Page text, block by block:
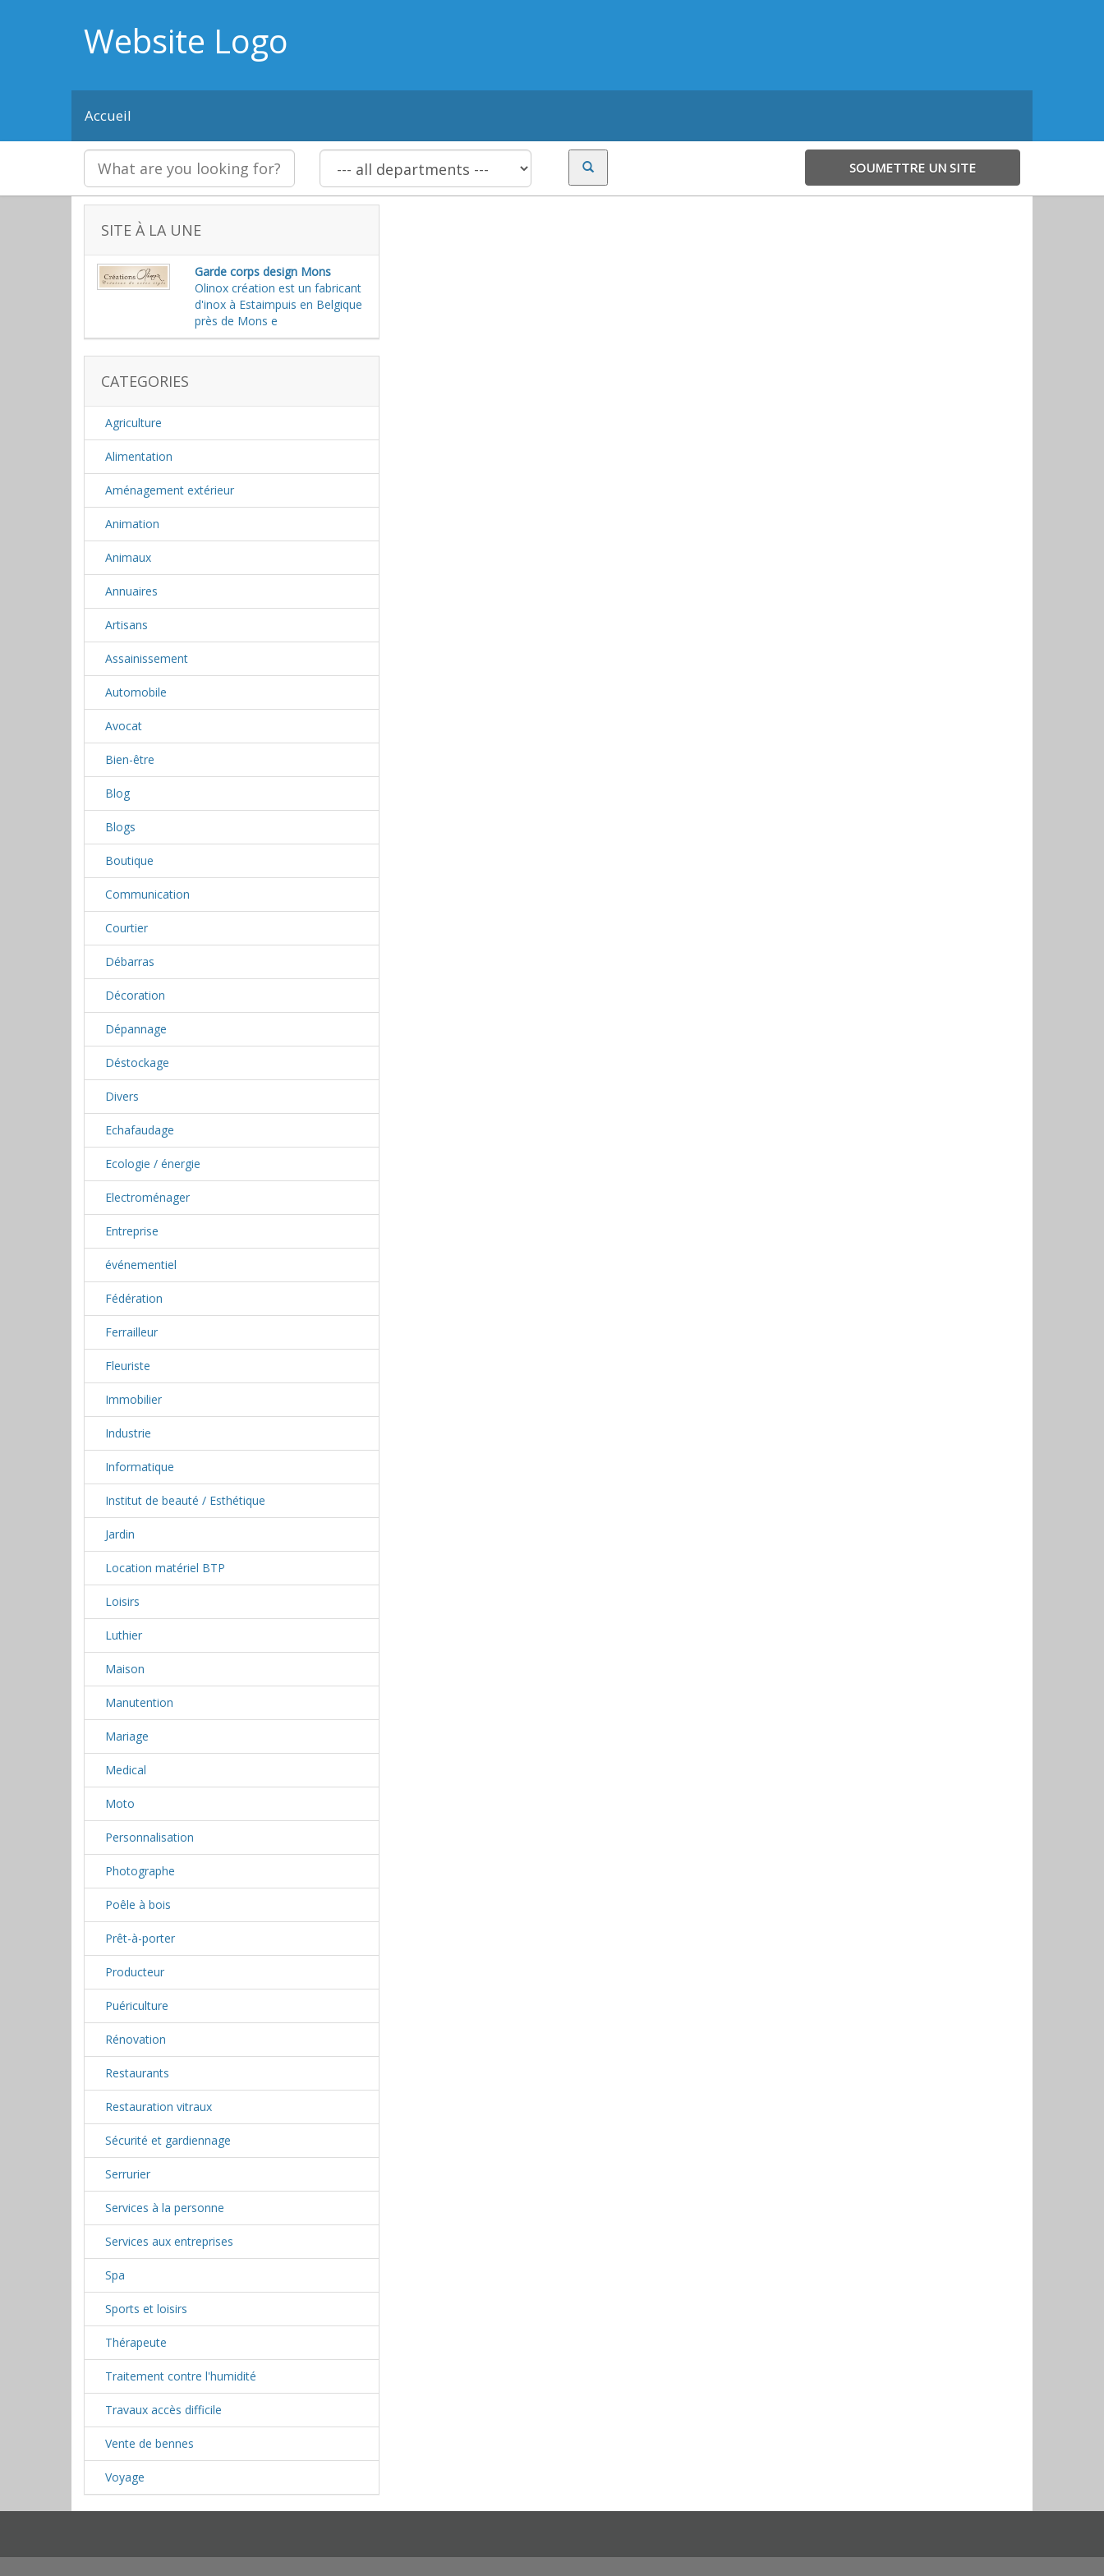
Website Logo
Accueil
SOUMETTRE UN SITE
SITE À LA UNE
Garde corps design Mons
Olinox création est un fabricant
d'inox à Estaimpuis en Belgique
près de Mons e
CATEGORIES
Agriculture
Alimentation
Aménagement extérieur
Animation
Animaux
Annuaires
Artisans
Assainissement
Automobile
Avocat
Bien-être
Blog
Blogs
Boutique
Communication
Courtier
Débarras
Décoration
Dépannage
Déstockage
Divers
Echafaudage
Ecologie / énergie
Electroménager
Entreprise
événementiel
Fédération
Ferrailleur
Fleuriste
Immobilier
Industrie
Informatique
Institut de beauté / Esthétique
Jardin
Location matériel BTP
Loisirs
Luthier
Maison
Manutention
Mariage
Medical
Moto
Personnalisation
Photographe
Poêle à bois
Prêt-à-porter
Producteur
Puériculture
Rénovation
Restaurants
Restauration vitraux
Sécurité et gardiennage
Serrurier
Services à la personne
Services aux entreprises
Spa
Sports et loisirs
Thérapeute
Traitement contre l'humidité
Travaux accès difficile
Vente de bennes
Voyage